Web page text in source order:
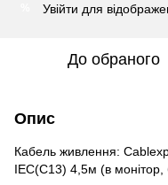
Увійти для
До обраного
Опис
Кабель живлення:
IEC(C13) 4,5м (в